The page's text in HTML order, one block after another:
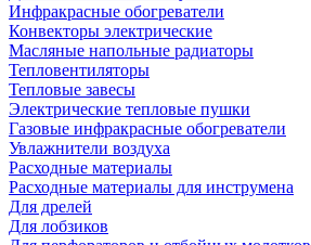
Инфракрасные обогреватели
Конвекторы электрические
Масляные напольные радиаторы
Тепловентиляторы
Тепловые завесы
Электрические тепловые пушки
Газовые инфракрасные обогреватели
Увлажнители воздуха
Расходные материалы
Расходные материалы для инструмена
Для дрелей
Для лобзиков